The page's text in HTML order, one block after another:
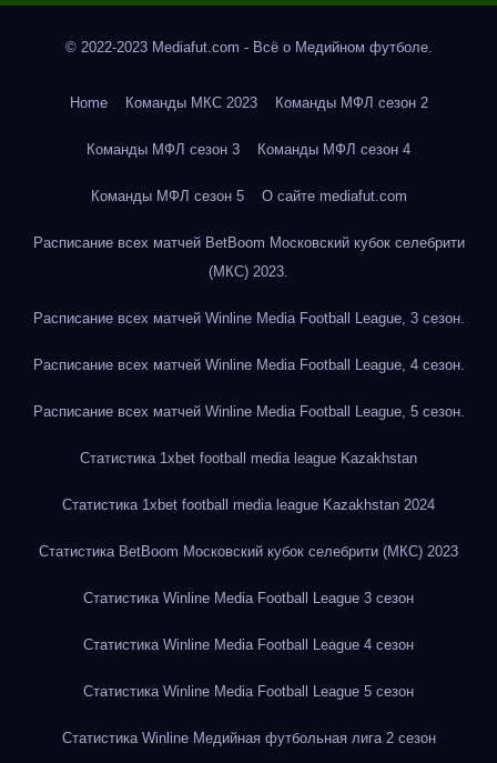
© 2022-2023 Mediafut.com - Всё о Медийном футболе.
Home Команды МКС 2023 Команды МФЛ сезон 2
Команды МФЛ сезон 3 Команды МФЛ сезон 4
Команды МФЛ сезон 5 О сайте mediafut.com
Расписание всех матчей BetBoom Московский кубок селебрити
(МКС) 2023.
Расписание всех матчей Winline Media Football League, 3 сезон.
Расписание всех матчей Winline Media Football League, 4 сезон.
Расписание всех матчей Winline Media Football League, 5 сезон.
Статистика 1xbet football media league Kazakhstan
Статистика 1xbet football media league Kazakhstan 2024
Статистика BetBoom Московский кубок селебрити (МКС) 2023
Статистика Winline Media Football League 3 сезон
Статистика Winline Media Football League 4 сезон
Статистика Winline Media Football League 5 сезон
Статистика Winline Медийная футбольная лига 2 сезон